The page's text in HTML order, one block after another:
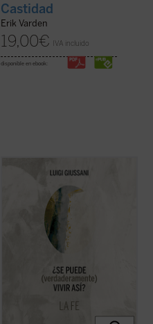
Castidad
Erik Varden
19,00€ IVA incluido
disponible en ebook:
(verdaderamente) vivir así?propone
Este primer volumen, en palabras de
Giussani, transita por estos tres senderos:
«fe, certeza de una presencia; ...